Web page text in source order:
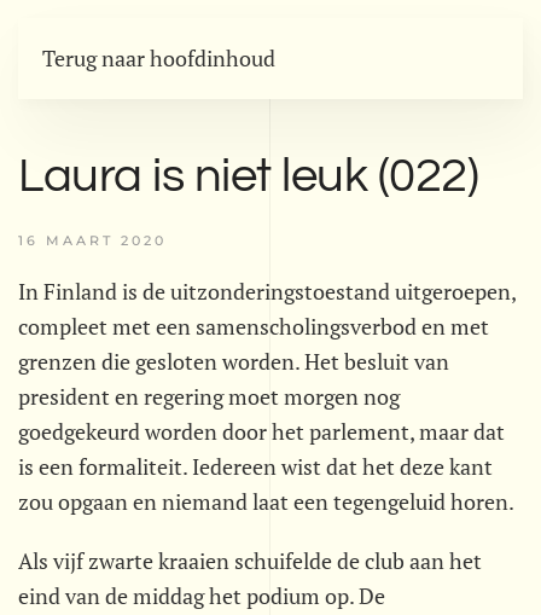
Terug naar hoofdinhoud
Laura is niet leuk (022)
16 MAART 2020
In Finland is de uitzonderingstoestand uitgeroepen,
compleet met een samenscholingsverbod en met
grenzen die gesloten worden. Het besluit van
president en regering moet morgen nog
goedgekeurd worden door het parlement, maar dat
is een formaliteit. Iedereen wist dat het deze kant
zou opgaan en niemand laat een tegengeluid horen.
Als vijf zwarte kraaien schuifelde de club aan het
eind van de middag het podium op. De